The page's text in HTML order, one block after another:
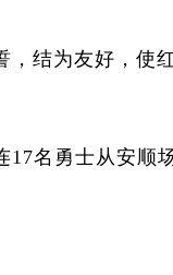
结为友好，使
勇士从安顺